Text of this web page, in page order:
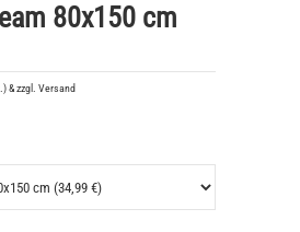
80x150 cm
& zzgl. Versand